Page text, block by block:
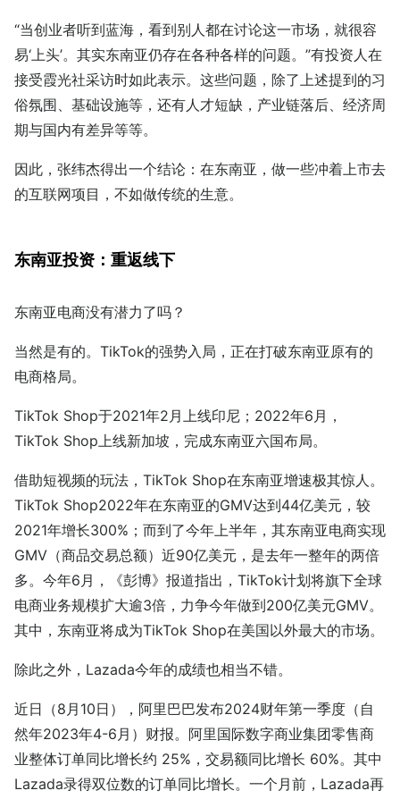
“当创业者听到蓝海，看到别人都在讨论这一市场，就很容
易‘上头’。其实东南亚仍存在各种各样的问题。”有投资人在
接受霞光社采访时如此表示。这些问题，除了上述提到的习
俗氛围、基础设施等，还有人才短缺，产业链落后、经济周
期与国内有差异等等。
因此，张纬杰得出一个结论：在东南亚，做一些冲着上市去
的互联网项目，不如做传统的生意。
东南亚投资：重返线下
东南亚电商没有潜力了吗？
当然是有的。TikTok的强势入局，正在打破东南亚原有的
电商格局。
TikTok Shop于2021年2月上线印尼；2022年6月，
TikTok Shop上线新加坡，完成东南亚六国布局。
借助短视频的玩法，TikTok Shop在东南亚增速极其惊人。
TikTok Shop2022年在东南亚的GMV达到44亿美元，较
2021年增长300%；而到了今年上半年，其东南亚电商实现
GMV（商品交易总额）近90亿美元，是去年一整年的两倍
多。今年6月，《彭博》报道指出，TikTok计划将旗下全球
电商业务规模扩大逾3倍，力争今年做到200亿美元GMV。
其中，东南亚将成为TikTok Shop在美国以外最大的市场。
除此之外，Lazada今年的成绩也相当不错。
近日（8月10日），阿里巴巴发布2024财年第一季度（自
然年2023年4-6月）财报。阿里国际数字商业集团零售商
业整体订单同比增长约 25%，交易额同比增长 60%。其中
Lazada录得双位数的订单同比增长。一个月前，Lazada再